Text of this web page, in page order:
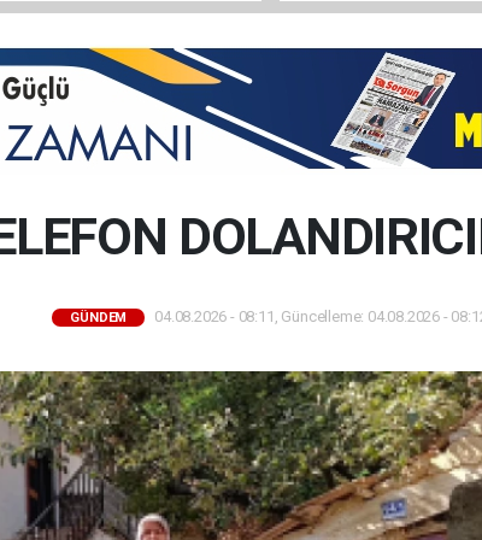
GÜNDEM 04.08.2026 - 08:11, Güncelleme: 04.08.2026 -